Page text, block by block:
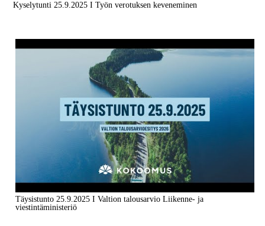
Kyselytunti 25.9.2025 I Työn verotuksen keveneminen
Täysistunto 25.9.2025 I Valtion talousarvio Liikenne- ja
viestintäministeriö